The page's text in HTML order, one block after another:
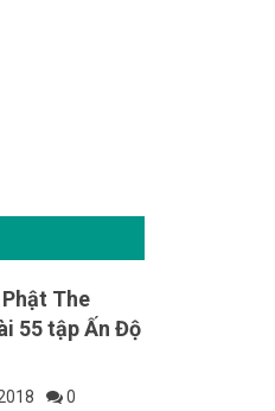
The
55 tập Ấn Độ
0